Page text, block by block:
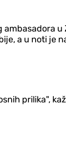
ambasadora
a u noti je
prilika",